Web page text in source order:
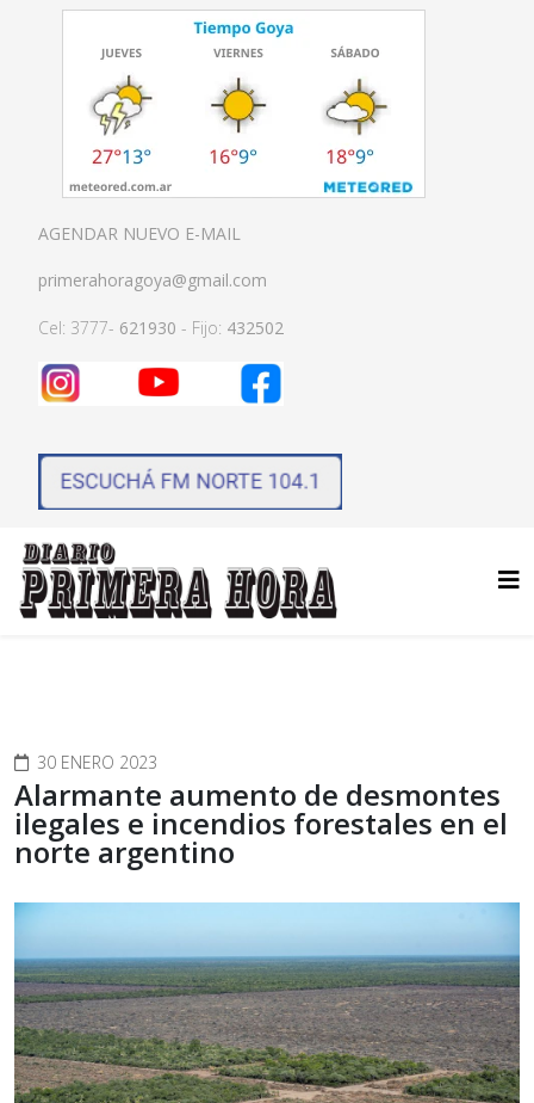
AGENDAR NUEVO E-MAIL
primerahoragoya@gmail.com
Cel: 3777- 621930 - Fijo: 432502
30 ENERO 2023
Alarmante aumento de desmontes
ilegales e incendios forestales en el
norte argentino